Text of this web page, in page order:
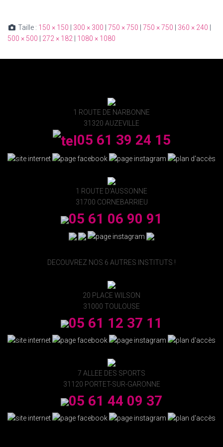
Taille : 150 × 150 300 × 300 750 × 750 750 × 750 360 × 240
500 × 500
272 × 182 1080 × 1080
1 ROUTE DE NARBONNE
31320 AUZEVILLE
05 61 39 24 15
1 ROUTE D'AUSSONNE
31700 CORNEBARRIEU
05 61 06 90 91
DECOUVREZ NOS 6 AUTRES INSTITUTS !
20 PLACE WILSON
31000 TOULOUSE
05 61 12 37 11
7 ALLEE DES SPORTS
31120 PORTET-SUR-GARONNE
05 61 44 09 37